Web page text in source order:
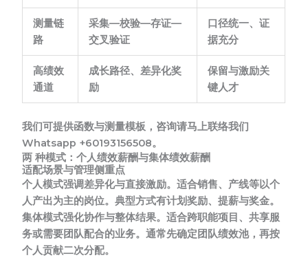
测量链
路
采集—校验—存证—
交叉验证
口径统一、证
据充分
高绩效
通道
成长路径、差异化奖
励
保留与激励关
键人才
我们可提供函数与测量模板，咨询请马上联络我们
Whatsapp +60193156508。
两 种模式：个人绩效薪酬与集体绩效薪酬
适配场景与管理侧重点
个人模式强调差异化与直接激励。适合销售、产线等以个
人产出为主的岗位。典型方式有计划奖励、提薪与奖金。
集体模式强化协作与整体结果。适合跨职能项目、共享服
务或需要团队配合的业务。通常先确定团队绩效池，再按
个人贡献二次分配。